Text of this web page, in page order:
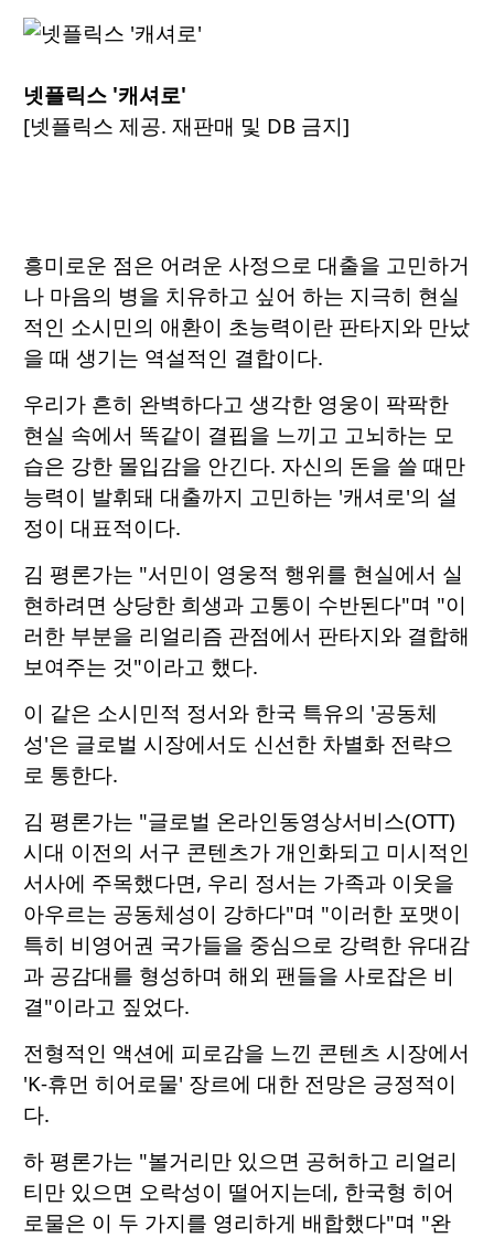
넷플릭스 '캐셔로'
[넷플릭스 제공. 재판매 및 DB 금지]
흥미로운 점은 어려운 사정으로 대출을 고민하거
나 마음의 병을 치유하고 싶어 하는 지극히 현실
적인 소시민의 애환이 초능력이란 판타지와 만났
을 때 생기는 역설적인 결합이다.
우리가 흔히 완벽하다고 생각한 영웅이 팍팍한
현실 속에서 똑같이 결핍을 느끼고 고뇌하는 모
습은 강한 몰입감을 안긴다. 자신의 돈을 쓸 때만
능력이 발휘돼 대출까지 고민하는 '캐셔로'의 설
정이 대표적이다.
김 평론가는 "서민이 영웅적 행위를 현실에서 실
현하려면 상당한 희생과 고통이 수반된다"며 "이
러한 부분을 리얼리즘 관점에서 판타지와 결합해
보여주는 것"이라고 했다.
이 같은 소시민적 정서와 한국 특유의 '공동체
성'은 글로벌 시장에서도 신선한 차별화 전략으
로 통한다.
김 평론가는 "글로벌 온라인동영상서비스(OTT)
시대 이전의 서구 콘텐츠가 개인화되고 미시적인
서사에 주목했다면, 우리 정서는 가족과 이웃을
아우르는 공동체성이 강하다"며 "이러한 포맷이
특히 비영어권 국가들을 중심으로 강력한 유대감
과 공감대를 형성하며 해외 팬들을 사로잡은 비
결"이라고 짚었다.
전형적인 액션에 피로감을 느낀 콘텐츠 시장에서
'K-휴먼 히어로물' 장르에 대한 전망은 긍정적이
다.
하 평론가는 "볼거리만 있으면 공허하고 리얼리
티만 있으면 오락성이 떨어지는데, 한국형 히어
로물은 이 두 가지를 영리하게 배합했다"며 "완